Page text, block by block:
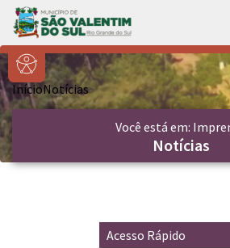
Ir para conteúdo principal
Conteúdo Principal
InícioNotícias
Você está em:
Notícias